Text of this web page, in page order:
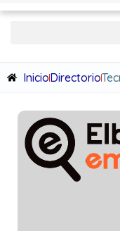
InicioDirectorio